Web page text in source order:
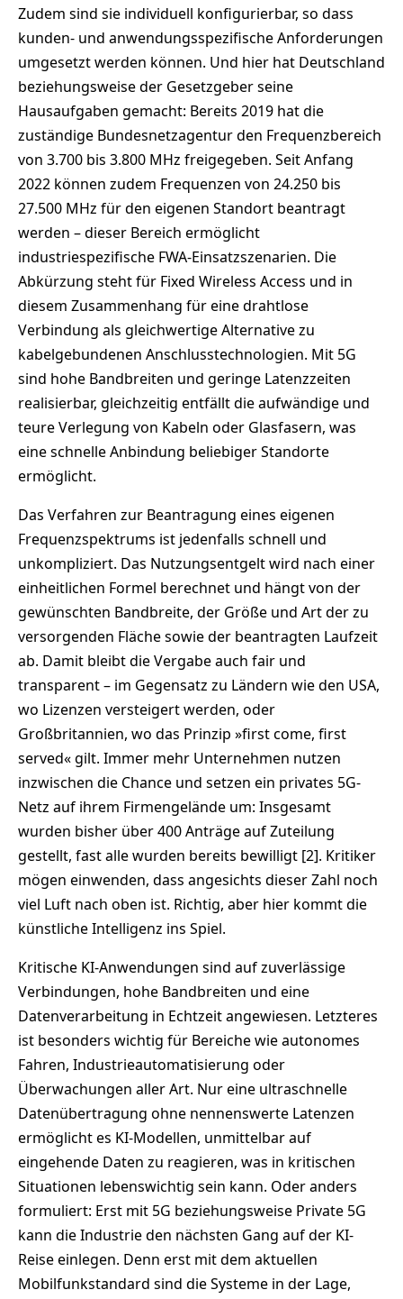
Zudem sind sie individuell konfigurierbar, so dass
kunden- und anwendungsspezifische Anforderungen
umgesetzt werden können. Und hier hat Deutschland
beziehungsweise der Gesetzgeber seine
Hausaufgaben gemacht: Bereits 2019 hat die
zuständige Bundesnetzagentur den Frequenzbereich
von 3.700 bis 3.800 MHz freigegeben. Seit Anfang
2022 können zudem Frequenzen von 24.250 bis
27.500 MHz für den eigenen Standort beantragt
werden – dieser Bereich ermöglicht
industriespezifische FWA-Einsatzszenarien. Die
Abkürzung steht für Fixed Wireless Access und in
diesem Zusammenhang für eine drahtlose
Verbindung als gleichwertige Alternative zu
kabelgebundenen Anschlusstechnologien. Mit 5G
sind hohe Bandbreiten und geringe Latenzzeiten
realisierbar, gleichzeitig entfällt die aufwändige und
teure Verlegung von Kabeln oder Glasfasern, was
eine schnelle Anbindung beliebiger Standorte
ermöglicht.
Das Verfahren zur Beantragung eines eigenen
Frequenzspektrums ist jedenfalls schnell und
unkompliziert. Das Nutzungsentgelt wird nach einer
einheitlichen Formel berechnet und hängt von der
gewünschten Bandbreite, der Größe und Art der zu
versorgenden Fläche sowie der beantragten Laufzeit
ab. Damit bleibt die Vergabe auch fair und
transparent – im Gegensatz zu Ländern wie den USA,
wo Lizenzen versteigert werden, oder
Großbritannien, wo das Prinzip »first come, first
served« gilt. Immer mehr Unternehmen nutzen
inzwischen die Chance und setzen ein privates 5G-
Netz auf ihrem Firmengelände um: Insgesamt
wurden bisher über 400 Anträge auf Zuteilung
gestellt, fast alle wurden bereits bewilligt [2]. Kritiker
mögen einwenden, dass angesichts dieser Zahl noch
viel Luft nach oben ist. Richtig, aber hier kommt die
künstliche Intelligenz ins Spiel.
Kritische KI-Anwendungen sind auf zuverlässige
Verbindungen, hohe Bandbreiten und eine
Datenverarbeitung in Echtzeit angewiesen. Letzteres
ist besonders wichtig für Bereiche wie autonomes
Fahren, Industrieautomatisierung oder
Überwachungen aller Art. Nur eine ultraschnelle
Datenübertragung ohne nennenswerte Latenzen
ermöglicht es KI-Modellen, unmittelbar auf
eingehende Daten zu reagieren, was in kritischen
Situationen lebenswichtig sein kann. Oder anders
formuliert: Erst mit 5G beziehungsweise Private 5G
kann die Industrie den nächsten Gang auf der KI-
Reise einlegen. Denn erst mit dem aktuellen
Mobilfunkstandard sind die Systeme in der Lage,